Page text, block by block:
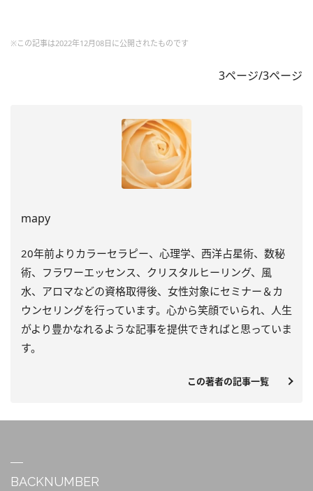
※この記事は2022年12月08日に公開されたものです
3ページ/3ページ
mapy
20年前よりカラーセラピー、心理学、西洋占星術、数秘
術、フラワーエッセンス、クリスタルヒーリング、風
水、アロマなどの資格取得後、女性対象にセミナー＆カ
ウンセリングを行っています。心から笑顔でいられ、人生
がより豊かなれるような記事を提供できればと思っていま
す。
この著者の記事一覧
BACKNUMBER